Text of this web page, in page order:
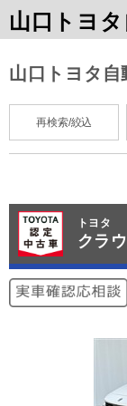
山口トヨ
山口トヨタ自
再検索/絞込
トヨタ
クラ